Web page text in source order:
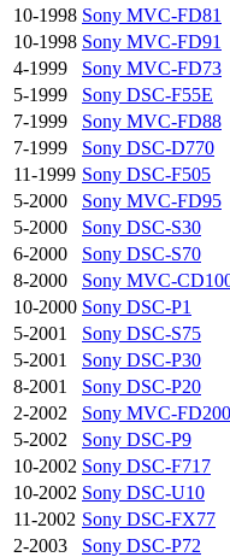
10-1998 Sony MVC-FD81
10-1998 Sony MVC-FD91
4-1999
Sony MVC-FD73
5-1999
Sony DSC-F55E
7-1999
Sony MVC-FD88
7-1999
Sony DSC-D770
11-1999 Sony DSC-F505
5-2000
Sony MVC-FD95
5-2000
Sony DSC-S30
6-2000
Sony DSC-S70
8-2000
Sony MVC-
10-2000 Sony DSC-P1
5-2001
Sony DSC-S75
5-2001
Sony DSC-P30
8-2001
Sony DSC-P20
2-2002
Sony MVC-FD200
5-2002
Sony DSC-P9
10-2002 Sony DSC-F717
10-2002 Sony DSC-U10
11-2002 Sony DSC-FX77
2-2003
Sony DSC-P72